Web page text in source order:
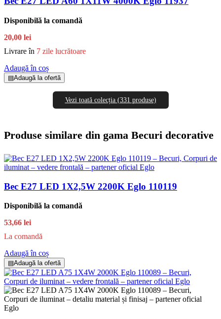
Disponibilă la comandă
20,00 lei
Livrare în 7 zile lucrătoare
Adaugă în coș
▤Adaugă la ofertă
Vezi toată colecția (331 produse)
Produse similare din gama Becuri decorative
Bec E27 LED 1X2,5W 2200K Eglo 110119
Disponibilă la comandă
53,66 lei
La comandă
Adaugă în coș
▤Adaugă la ofertă